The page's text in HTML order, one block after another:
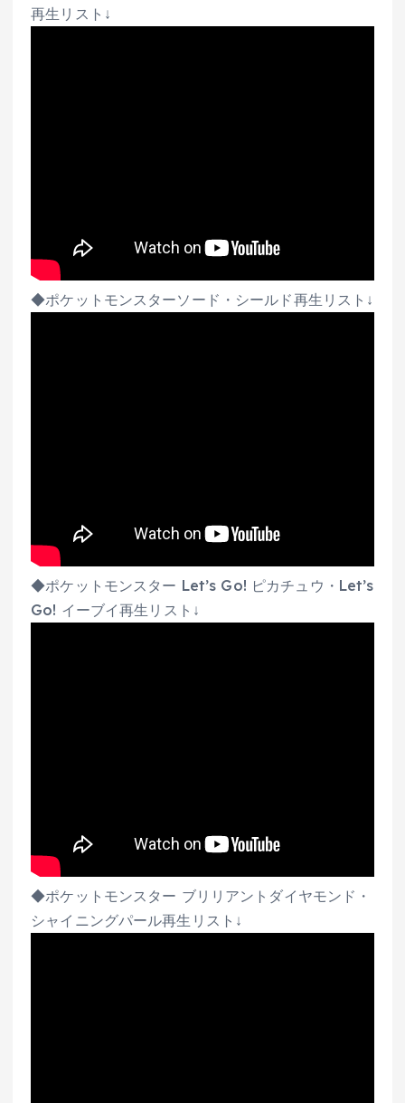
再生リスト↓
◆ポケットモンスターソード・シールド再生リスト↓
◆ポケットモンスター Let’s Go! ピカチュウ・Let’s
Go! イーブイ再生リスト↓
◆ポケットモンスター ブリリアントダイヤモンド・
シャイニングパール再生リスト↓